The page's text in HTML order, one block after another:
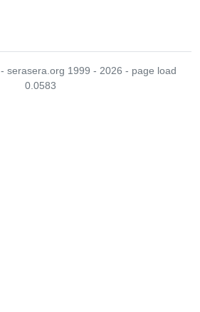
- serasera.org 1999 - 2026 - page load
0.0583